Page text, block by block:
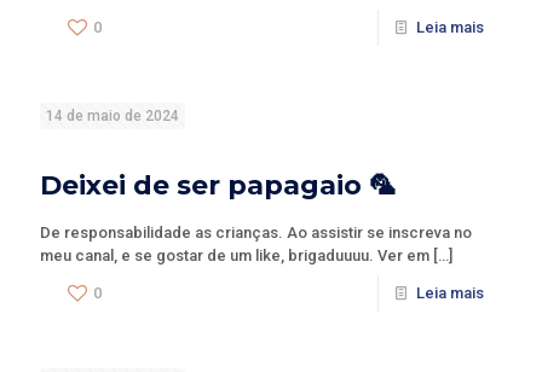
0 Leia mais
14 de maio de 2024
Deixei de ser papagaio 🦜
De responsabilidade as crianças. Ao assistir se inscreva no
meu canal, e se gostar de um like, brigaduuuu. Ver em […]
0 Leia mais